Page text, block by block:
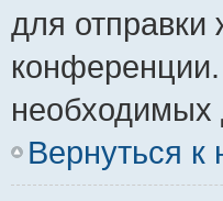
для
Вернуться к